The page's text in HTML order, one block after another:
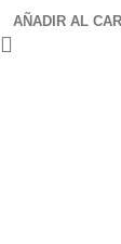
AÑADIR AL